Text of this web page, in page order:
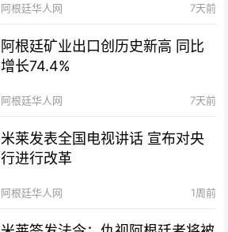
阿根廷华人网 7天前
阿根廷矿业出口创历史新高 同比
增长74.4%
阿根廷华人网 7天前
米莱发表全国电视讲话 宣布对央
行进行改革
阿根廷华人网 1周前